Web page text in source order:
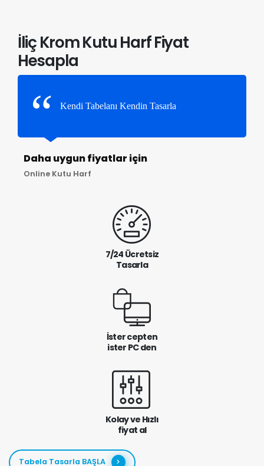
İliç Krom Kutu Harf Fiyat
Hesapla
Kendi Tabelanı Kendin Tasarla
Daha uygun fiyatlar için
Online Kutu Harf
7/24 Ücretsiz
Tasarla
İster cepten
ister PC den
Kolay ve Hızlı
fiyat al
Tabela Tasarla BAŞLA